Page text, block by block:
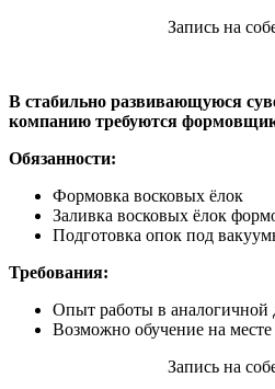
Запись на
В стабильно развивающуюся
компанию требуются
Обязанности:
Формовка восковых ёлок
Заливка восковых ёлок
Подготовка опок под
Требования:
Опыт работы в аналогичной
Возможно обучение на месте
Запись на